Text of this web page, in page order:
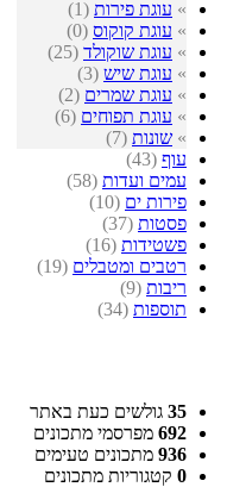
» עוגת פירות (1)
» עוגת קוקוס (0)
» עוגת שוקולד (25)
» עוגת שיש (3)
» עוגת שמרים (2)
» עוגת תפוחים (6)
» שונות (7)
עוף (43)
עמים ועדות (58)
פירות ים (10)
פסטות (37)
פשטידות (16)
רטבים ומטבלים (19)
ריבות (9)
תוספות (34)
35 גולשים כעת באתר
692 מפרסמי מתכונים
936 מתכונים טעימים
0 קטגוריות מתכונים